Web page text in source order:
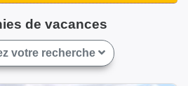
de vacances
votre recherche